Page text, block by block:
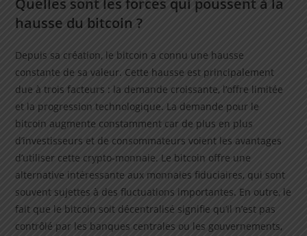
Quelles sont les forces qui poussent à la
hausse du bitcoin ?
Depuis sa création, le bitcoin a connu une hausse
constante de sa valeur. Cette hausse est principalement
due à trois facteurs : la demande croissante, l’offre limitée
et la progression technologique. La demande pour le
bitcoin augmente constamment car de plus en plus
d’investisseurs et de consommateurs voient les avantages
d’utiliser cette crypto-monnaie. Le bitcoin offre une
alternative intéressante aux monnaies fiduciaires, qui sont
souvent sujettes à des fluctuations importantes. En outre, le
fait que le bitcoin soit décentralisé signifie qu’il n’est pas
contrôlé par les banques centrales ou les gouvernements,